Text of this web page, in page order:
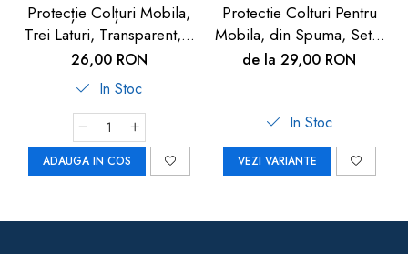
Protecție Colțuri Mobila,
Trei Laturi, Transparent, 4
buc
26,00 RON
In Stoc
ADAUGA IN COS
Protectie Colturi Pentru
Mobila, din Spuma, Set 4
buc
de la 29,00 RON
In Stoc
VEZI VARIANTE